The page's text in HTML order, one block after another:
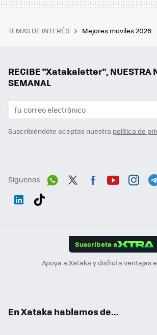
TEMAS DE INTERÉS Mejores moviles 2026
RECIBE "Xatakaletter", NUESTRA
SEMANAL
Suscribiéndote aceptas nuestra política de
Síguenos
Suscríbete a
Apoya a Xataka y disfruta ventajas
En Xataka hablamos de...